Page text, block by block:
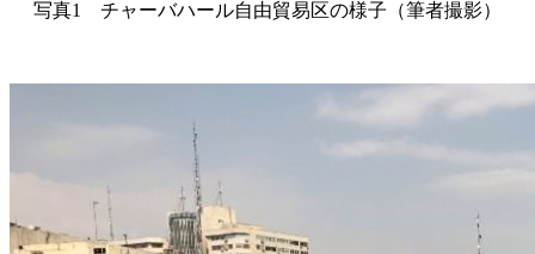
写真1 チャーバハール自由貿易区の様子（筆者撮影）